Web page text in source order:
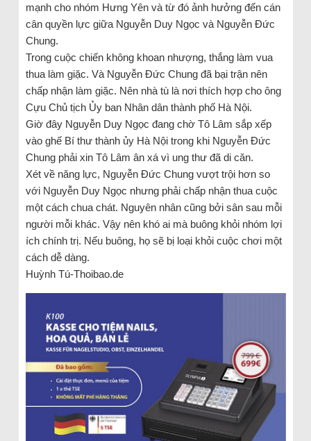
mạnh cho nhóm Hưng Yên và từ đó ảnh hưởng đến cán
cân quyền lực giữa Nguyễn Duy Ngọc và Nguyễn Đức
Chung.
Trong cuộc chiến không khoan nhượng, thắng làm vua
thua làm giặc. Và Nguyễn Đức Chung đã bại trận nên
chấp nhận làm giặc. Nên nhà tù là nơi thích hợp cho ông
Cựu Chủ tịch Ủy ban Nhân dân thành phố Hà Nội.
Giờ đây Nguyễn Duy Ngọc đang chờ Tô Lâm sắp xếp
vào ghế Bí thư thành ủy Hà Nội trong khi Nguyễn Đức
Chung phải xin Tô Lâm ân xá vì ung thư đã di căn.
Xét về năng lực, Nguyễn Đức Chung vượt trội hơn so
với Nguyễn Duy Ngọc nhưng phải chấp nhận thua cuộc
một cách chua chát. Nguyên nhân cũng bởi sân sau mỗi
người mỗi khác. Vậy nên khó ai mà buông khỏi nhóm lợi
ích chính trị. Nếu buông, họ sẽ bị loại khỏi cuộc chơi một
cách dễ dàng.
Huỳnh Tú-Thoibao.de